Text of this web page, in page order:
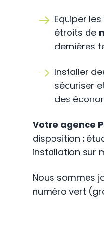
Equiper
étroits de
dernières
Installer
sécuriser
des
Votre agence
disposition :
installation sur
Nous sommes
numéro vert